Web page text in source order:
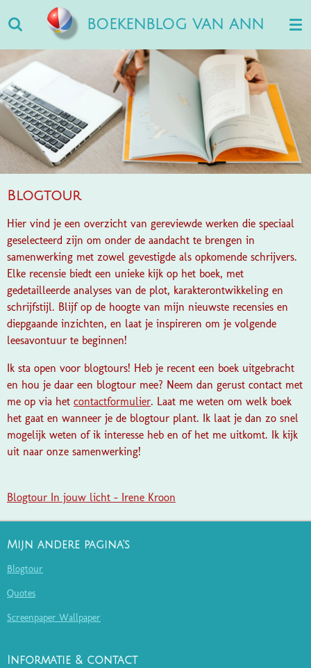
direct
naar
de
hoofdinhoud
BOEKENBLOG VAN ANN
Blogtour
Hier vind je een overzicht van gereviewde werken die speciaal
geselecteerd zijn om onder de aandacht te brengen in
samenwerking met zowel gevestigde als opkomende schrijvers.
Elke recensie biedt een unieke kijk op het boek, met
gedetailleerde analyses van de plot, karakterontwikkeling en
schrijfstijl. Blijf op de hoogte van mijn nieuwste recensies en
diepgaande inzichten, en laat je inspireren om je volgende
leesavontuur te beginnen!
Ik sta open voor blogtours! Heb je recent een boek uitgebracht
en hou je daar een blogtour mee? Neem dan gerust contact met
me op via het contactformulier. Laat me weten om welk boek
het gaat en wanneer je de blogtour plant. Ik laat je dan zo snel
mogelijk weten of ik interesse heb en of het me uitkomt. Ik kijk
uit naar onze samenwerking!
Blogtour In jouw licht - Irene Kroon
Mijn andere pagina's
Blogtour
Quotes
Screenpaper Wallpaper
Informatie & contact